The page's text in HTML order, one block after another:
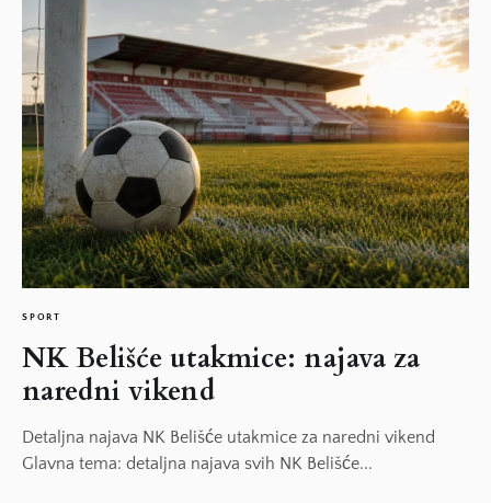
SPORT
NK Belišće utakmice: najava za
naredni vikend
Detaljna najava NK Belišće utakmice za naredni vikend
Glavna tema: detaljna najava svih NK Belišće...